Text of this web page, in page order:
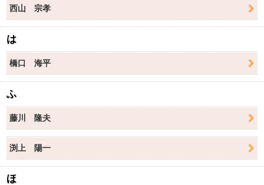
西山 宗孝
は
橋口 海平
ふ
藤川 隆夫
渕上 陽一
ほ